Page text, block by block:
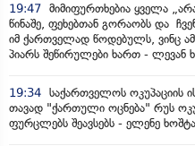
19:47 მიმიფურთხებია ყველა
წინაშე, ფეხებთან გორაობს და
იმ ქართველად წოდებულს, ვინც
პიარს შეწირულები ხართ - ლევან
19:34 საქართველოს ოკუპაციის
თავად "ქართული ოცნება" რუს
ფურცლებს შეავსებს - ელენე